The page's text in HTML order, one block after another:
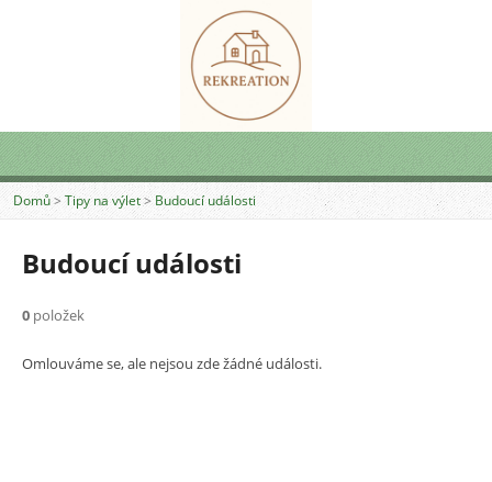
Domů > Tipy na výlet> Budoucí události
Budoucí události
0 položek
Omlouváme se, ale nejsou zde žádné události.